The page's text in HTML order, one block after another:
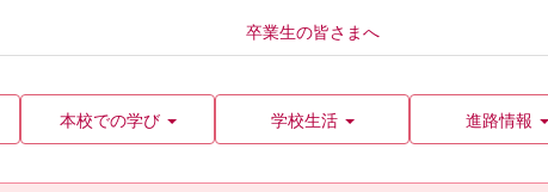
卒業生の皆さまへ
本校での学び 学校生活 進路情報